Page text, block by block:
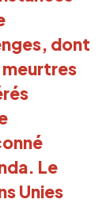
dont
meurtres
Le
Unies